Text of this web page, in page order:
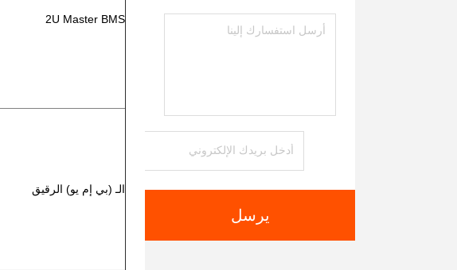
يرسل
2U Master BMS
الـ (بي إم يو) الرقيق